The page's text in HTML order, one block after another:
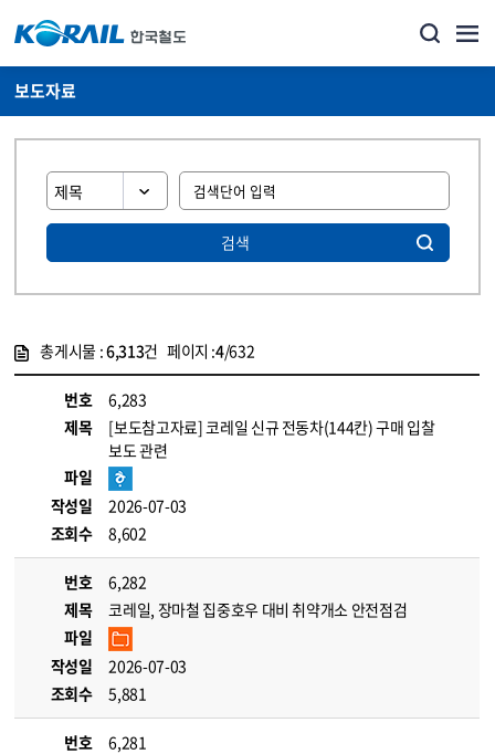
보도자료
검색
총게시물 :6,313건 페이지 :4/632
번호
6,283
제목
[보도참고자료] 코레일 신규 전동차(144칸) 구매 입찰
보도 관련
파일
작성일
2026-07-03
조회수
8,602
번호
6,282
제목
코레일, 장마철 집중호우 대비 취약개소 안전점검
파일
작성일
2026-07-03
조회수
5,881
번호
6,281